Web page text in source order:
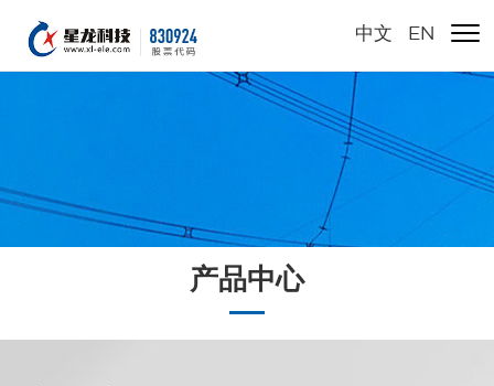
中文 EN
产品中心